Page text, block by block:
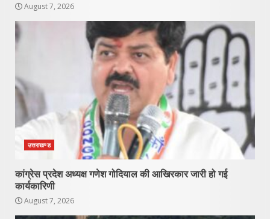
August 7, 2026
उत्तराखण्ड
कांग्रेस प्रदेश अध्यक्ष गणेश गोदियाल की आखिरकार जारी हो गई
कार्यकारिणी
August 7, 2026